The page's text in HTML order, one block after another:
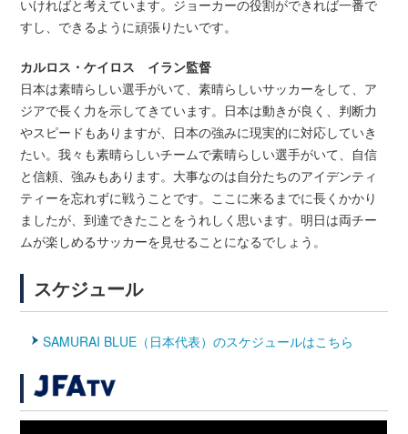
いければと考えています。ジョーカーの役割ができれば一番で
すし、できるように頑張りたいです。
カルロス・ケイロス イラン監督
日本は素晴らしい選手がいて、素晴らしいサッカーをして、ア
ジアで長く力を示してきています。日本は動きが良く、判断力
やスピードもありますが、日本の強みに現実的に対応していき
たい。我々も素晴らしいチームで素晴らしい選手がいて、自信
と信頼、強みもあります。大事なのは自分たちのアイデンティ
ティーを忘れずに戦うことです。ここに来るまでに長くかかり
ましたが、到達できたことをうれしく思います。明日は両チー
ムが楽しめるサッカーを見せることになるでしょう。
スケジュール
SAMURAI BLUE（日本代表）のスケジュールはこちら